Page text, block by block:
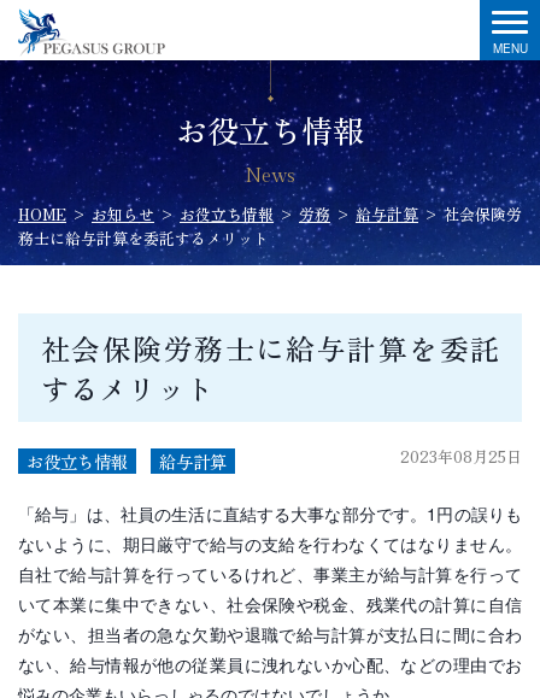
お役立ち情報
News
HOME > お知らせ > お役立ち情報 > 労務 > 給与計算>社会保険労
務士に給与計算を委託するメリット
社会保険労務士に給与計算を委託
するメリット
お役立ち情報 給与計算 2023年08月25日
「給与」は、社員の生活に直結する大事な部分です。1円の誤りも
ないように、期日厳守で給与の支給を行わなくてはなりません。
自社で給与計算を行っているけれど、事業主が給与計算を行って
いて本業に集中できない、社会保険や税金、残業代の計算に自信
がない、担当者の急な欠勤や退職で給与計算が支払日に間に合わ
ない、給与情報が他の従業員に洩れないか心配、などの理由でお